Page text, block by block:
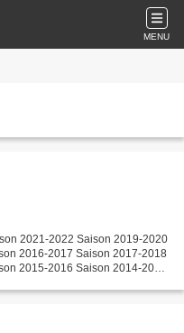
MENU
2021-2022 Saison 2019-2020
2016-2017 Saison 2017-2018
2015-2016 Saison 2014-2015